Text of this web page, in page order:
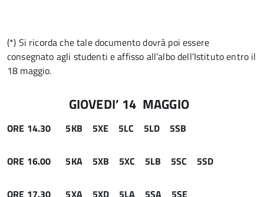
(*) Si ricorda che tale documento dovrà poi essere
consegnato agli studenti e affisso all’albo dell’Istituto entro il
18 maggio.
GIOVEDI’ 14 MAGGIO
ORE 14.30 5KB 5XE 5LC 5LD 5SB
ORE 16.00 5KA 5XB 5XC 5LB 5SC 5SD
ORE 17.30 5XA 5XD 5LA 5SA 5SE